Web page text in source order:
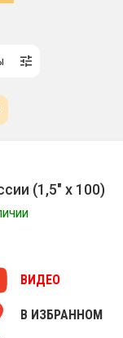
(1,5" х 100)
ВИДЕО
В ИЗБРАННОМ